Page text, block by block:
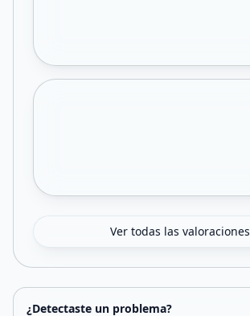
Ver todas las valoraciones
¿Detectaste un problema?